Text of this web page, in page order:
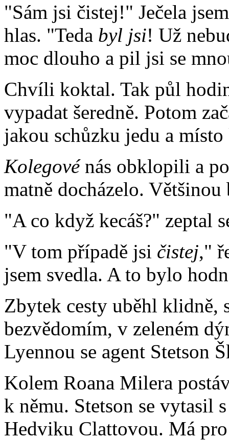
"Sám jsi čistej!" Ječela
hlas. "Teda byl jsi! Už
moc dlouho a pil jsi se
Chvíli koktal. Tak půl
vypadat šeredně. Potom
jakou schůzku jedu a
Kolegovénás obklopili a
matně docházelo.
"A co když kecáš?" zeptal
"V tom případě jsi čistej,"
jsem svedla. A to bylo
Zbytek cesty uběhl klidně,
bezvědomím, v zeleném
Lyennou se agent Stetson
Kolem Roana Milera
k němu. Stetson se vytasil
Hedviku Clattovou. Má